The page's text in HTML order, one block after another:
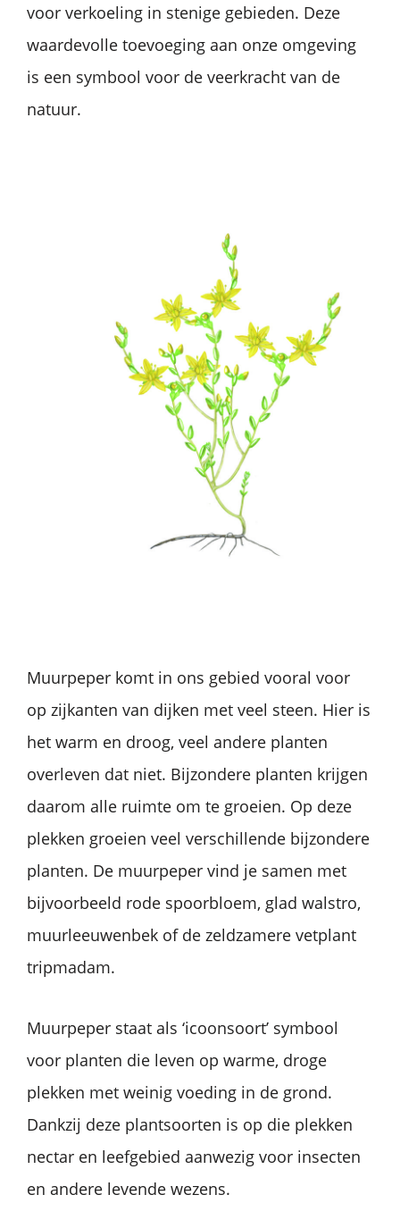
voor verkoeling in stenige gebieden. Deze
waardevolle toevoeging aan onze omgeving
is een symbool voor de veerkracht van de
natuur.
Muurpeper komt in ons gebied vooral voor
op zijkanten van dijken met veel steen. Hier is
het warm en droog, veel andere planten
overleven dat niet. Bijzondere planten krijgen
daarom alle ruimte om te groeien. Op deze
plekken groeien veel verschillende bijzondere
planten. De muurpeper vind je samen met
bijvoorbeeld rode spoorbloem, glad walstro,
muurleeuwenbek of de zeldzamere vetplant
tripmadam.
Muurpeper staat als ‘icoonsoort’ symbool
voor planten die leven op warme, droge
plekken met weinig voeding in de grond.
Dankzij deze plantsoorten is op die plekken
nectar en leefgebied aanwezig voor insecten
en andere levende wezens.